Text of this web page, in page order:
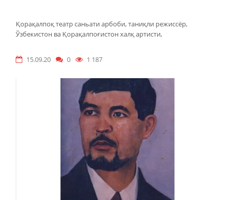
Қорақалпоқ театр саньати арбоби, таниқли режиссёр,
Ўзбекистон ва Қорақалпоғистон халқ артисти,
15.09.20 0 1 187